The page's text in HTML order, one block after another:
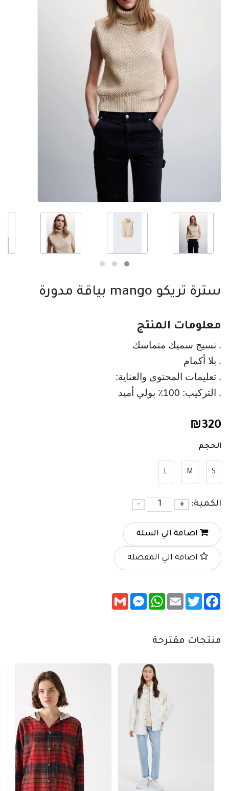
سترة تريكو mango بياقة مدورة
معلومات المنتج
. نسيج سميك متماسك
. التركيب: 100٪ بولي أميد
₪320
الحجم
S
M
L
الكمية: +
-
اضافة الي السلة
اضافة الي المفضلة
Facebook
Twitter
Email
WhatsApp
Messenger
Gmail
منتجات مقترحة